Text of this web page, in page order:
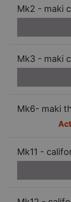
Mk2 - maki
Mk3 - maki
Mk6- maki
Mk11 -